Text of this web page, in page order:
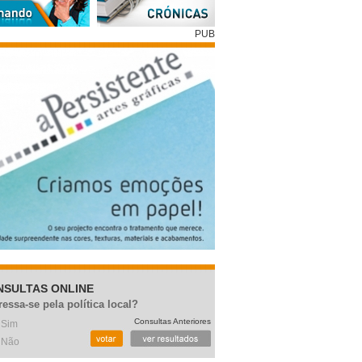
PUB
ONLINE
se pela política local?
Sim
Não
Consultas Anteriores